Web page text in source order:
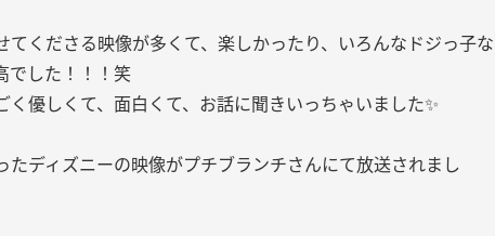
てくださる映像が多くて、楽しかったり、いろんなドジっ子な
でした！！！笑
く優しくて、面白くて、お話に聞きいっちゃいました✨
たディズニーの映像がプチブランチさんにて放送されまし